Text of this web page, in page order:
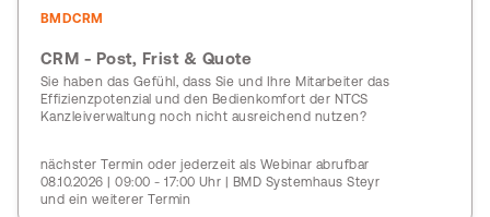
BMDCRM
CRM - Post, Frist & Quote
Sie haben das Gefühl, dass Sie und Ihre Mitarbeiter das
Effizienzpotenzial und den Bedienkomfort der NTCS
Kanzleiverwaltung noch nicht ausreichend nutzen?
nächster Termin oder jederzeit als Webinar abrufbar
08.10.2026 | 09:00 - 17:00 Uhr | BMD Systemhaus Steyr
und ein weiterer Termin